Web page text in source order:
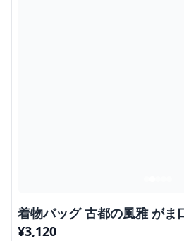
着物バッグ 古都の風雅 がま
¥3,120